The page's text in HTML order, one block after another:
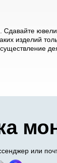
Сдавайте
изделий
или